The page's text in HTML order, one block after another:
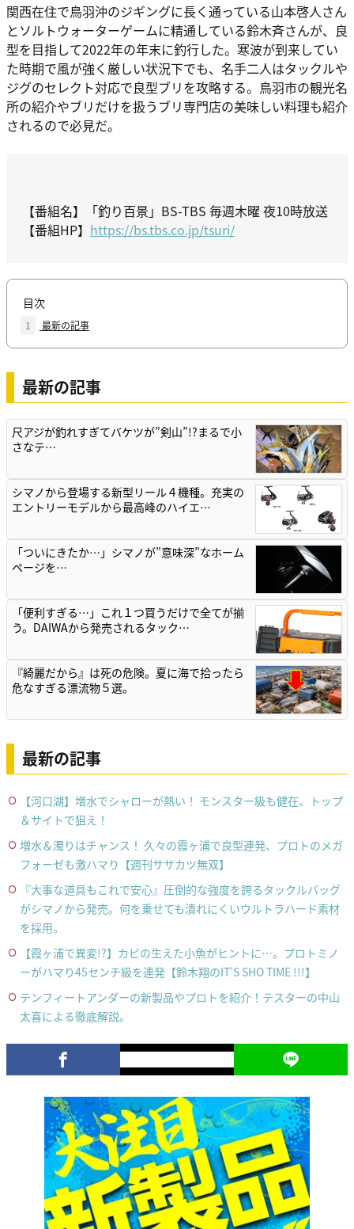
関西在住で鳥羽沖のジギングに長く通っている山本啓人さん
とソルトウォーターゲームに精通している鈴木斉さんが、良
型を目指して2022年の年末に釣行した。寒波が到来してい
た時期で風が強く厳しい状況下でも、名手二人はタックルや
ジグのセレクト対応で良型ブリを攻略する。鳥羽市の観光名
所の紹介やブリだけを扱うブリ専門店の美味しい料理も紹介
されるので必見だ。
【番組名】「釣り百景」BS-TBS 毎週木曜 夜10時放送
【番組HP】 https://bs.tbs.co.jp/tsuri/
目次
1 最新の記事
最新の記事
尺アジが釣れすぎてバケツが”剣山”!?まるで小
さなテ…
シマノから登場する新型リール４機種。充実の
エントリーモデルから最高峰のハイエ…
「ついにきたか…」シマノが”意味深”なホーム
ページを…
「便利すぎる…」これ１つ買うだけで全てが揃
う。DAIWAから発売されるタック…
『綺麗だから』は死の危険。夏に海で拾ったら
危なすぎる漂流物５選。
最新の記事
【河口湖】増水でシャローが熱い！ モンスター級も健在、トップ
＆サイトで狙え！
増水＆濁りはチャンス！ 久々の霞ヶ浦で良型連発、プロトのメガ
フォーゼも激ハマり【週刊ササカツ無双】
『大事な道具もこれで安心』圧倒的な強度を誇るタックルバッグ
がシマノから発売。何を乗せても潰れにくいウルトラハード素材
を採用。
【霞ヶ浦で異変!?】カビの生えた小魚がヒントに…。プロトミノ
ーがハマり45センチ級を連発【鈴木翔のIT’S SHO TIME !!!】
テンフィートアンダーの新製品やプロトを紹介！テスターの中山
太喜による徹底解説。